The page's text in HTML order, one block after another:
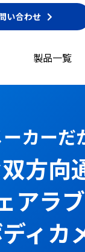
い合わせ
製品一覧
カーだ
方向
アラ
ディカ